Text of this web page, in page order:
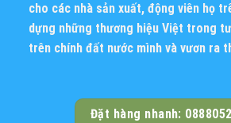
cho các nhà sản xuất, động viên họ
dựng những thương hiệu Việt trong
trên chính đất nước mình và vươn ra
Đặt hàng nhanh: